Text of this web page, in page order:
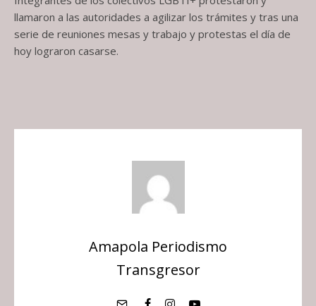
llamaron a las autoridades a agilizar los trámites y tras una
serie de reuniones mesas y trabajo y protestas el día de
hoy lograron casarse.
Amapola Periodismo
Transgresor